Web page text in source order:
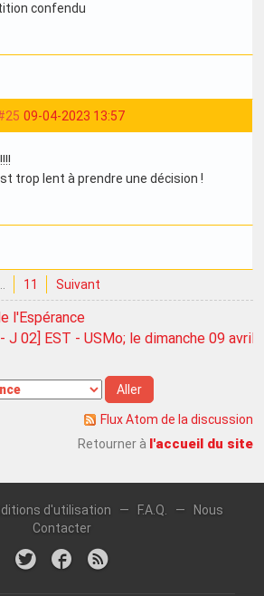
confendu
09-04-2023 13:57
trop lent à prendre une décision !
11 Suivant
l'Espérance
J 02] EST - USMo; le dimanche 09 avril
Flux Atom de la discussion
Retourner à l'accueil du site
d'utilisation — F.A.Q. —
Nous
Contacter